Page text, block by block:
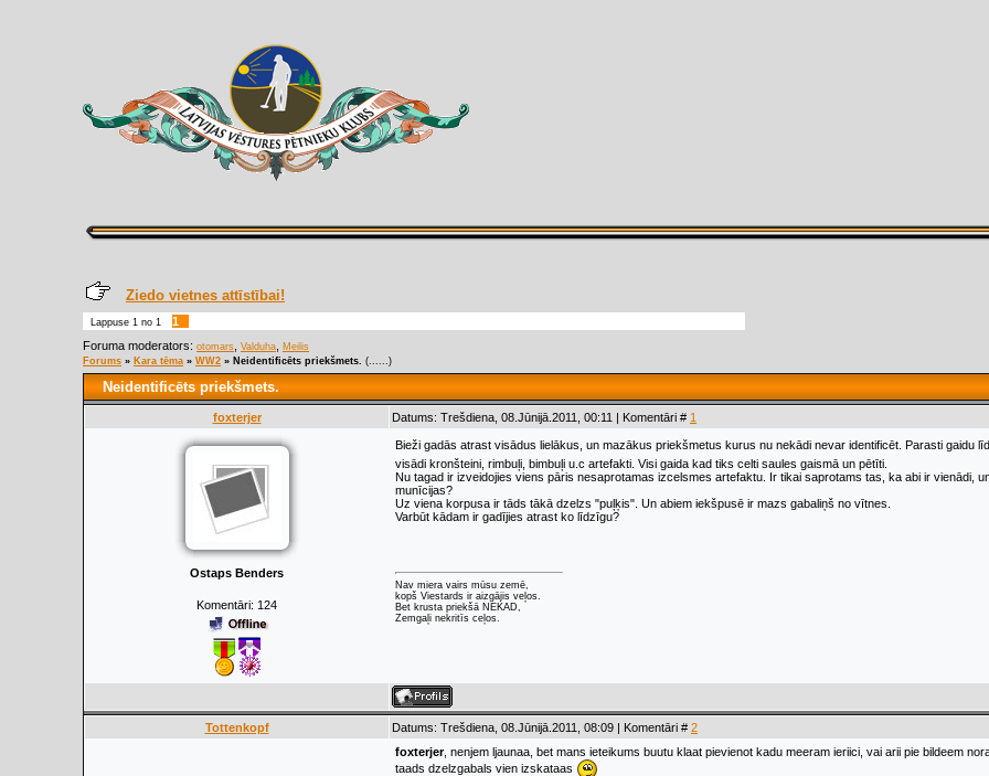
Ziedo vietnes attīstībai!
Lappuse 1 no 1
1
Foruma moderators: otomars Valduha
Meilis
Forums » Kara tēma » WW2 » Neidentificēts priekšmets. (......)
Neidentificēts priekšmets.
foxterjer Datums: Trešdiena, 08.Jūnijā.2011, 00:11 | Komentāri # 1
Ostaps Benders
Komentāri: 124
Bieži gadās atrast visādus lielākus, un mazākus priekšmetus kurus nu nekādi nevar identificēt. Parasti gaidu
visādi kronšteini, rimbuļi, bimbuļi u.c artefakti. Visi gaida kad tiks celti saules gaismā un pētīti.
Nu tagad ir izveidojies viens pāris nesaprotamas izcelsmes artefaktu. Ir tikai saprotams tas, ka abi ir vienādi,
munīcijas?
Uz viena korpusa ir tāds tākā dzelzs "puļķis". Un abiem iekšpusē ir mazs gabaliņš no vītnes.
Varbūt kādam ir gadījies atrast ko līdzīgu?
Nav miera vairs mūsu zemē,
kopš Viestards ir aizgājis veļos.
Bet krusta priekšā NEKAD,
Zemgaļi nekritīs ceļos.
Tottenkopf Datums: Trešdiena, 08.Jūnijā.2011, 08:09 | Komentāri # 2
foxterjer, nenjem ljaunaa, bet mans ieteikums buutu klaat pievienot kadu meeram ieriici, vai arii pie bildeem
taads dzelzgabals vien izskataas